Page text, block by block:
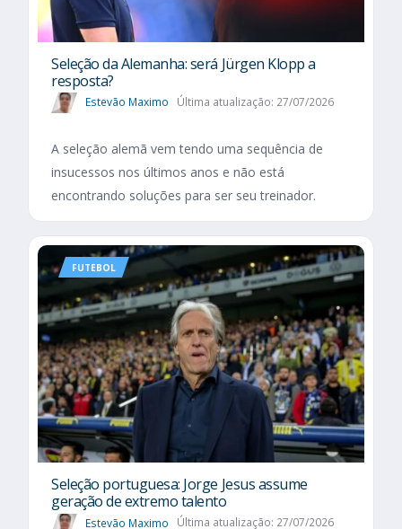
Seleção da Alemanha: será Jürgen Klopp a
resposta?
Estevão Maximo Última atualização: 27/07/2026
A seleção alemã vem tendo uma sequência de
insucessos nos últimos anos e não está
encontrando soluções para ser seu treinador.
FUTEBOL
Seleção portuguesa: Jorge Jesus assume
geração de extremo talento
Estevão Maximo Última atualização: 27/07/2026